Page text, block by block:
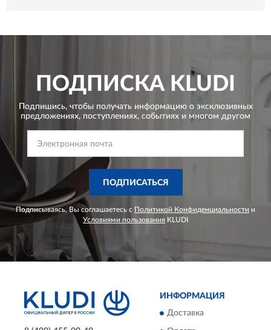
ПОДПИСКА KLUDI
Подпишись, чтобы получать информацию о эксклюзивных
предложениях, поступлениях, событиях и многом другом
ПОДПИСАТЬСЯ
Подписываясь, Вы соглашаетесь с Политикой Конфиденциальности и
Условиями пользования KLUDI
ИНФОРМАЦИЯ
Доставка